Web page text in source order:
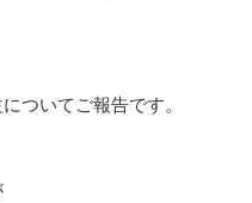
ついてご報告です。